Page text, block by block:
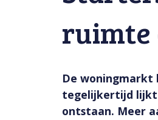
ruimte
De woningmarkt
tegelijkertijd lijkt
ontstaan. Meer